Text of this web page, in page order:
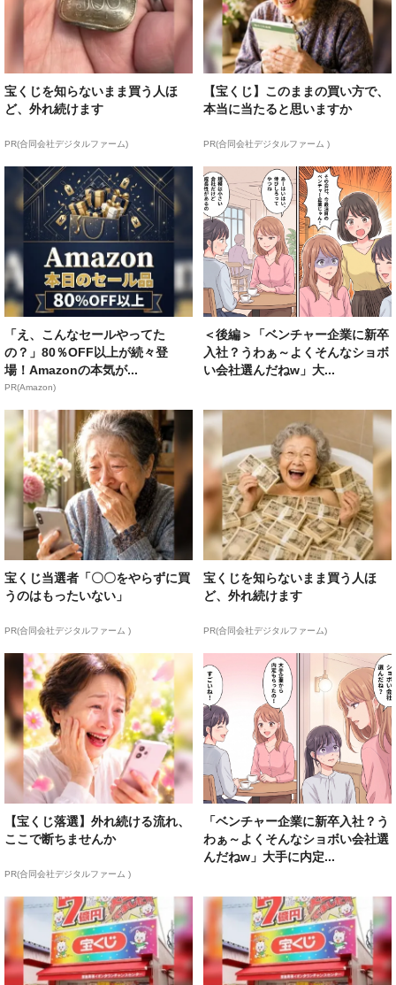
宝くじを知らないまま買う人ほ
ど、外れ続けます
PR(合同会社デジタルファーム)
【宝くじ】このままの買い方で、
本当に当たると思いますか
PR(合同会社デジタルファーム )
「え、こんなセールやってた
の？」80％OFF以上が続々登
場！Amazonの本気が...
PR(Amazon)
＜後編＞「ベンチャー企業に新卒
入社？うわぁ～よくそんなショボ
い会社選んだねw」大...
宝くじ当選者「〇〇をやらずに買
うのはもったいない」
PR(合同会社デジタルファーム )
宝くじを知らないまま買う人ほ
ど、外れ続けます
PR(合同会社デジタルファーム)
【宝くじ落選】外れ続ける流れ、
ここで断ちませんか
PR(合同会社デジタルファーム )
「ベンチャー企業に新卒入社？う
わぁ～よくそんなショボい会社選
んだねw」大手に内定...